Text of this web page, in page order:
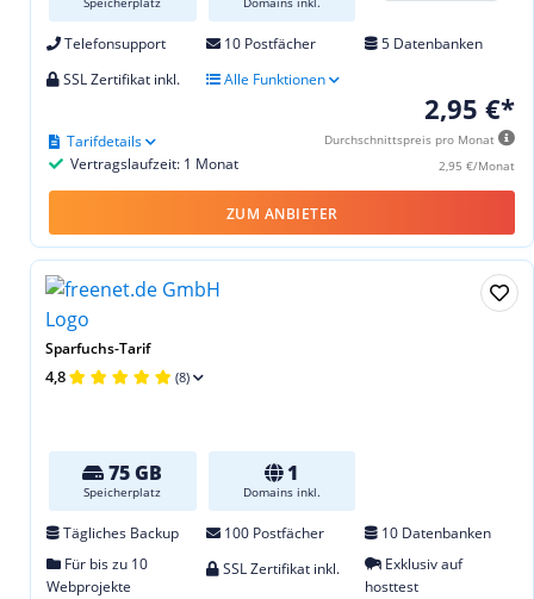
Telefonsupport 10 Postfächer
5 Datenbanken
SSL Zertifikat inkl.
Alle Funktionen
2,95 €*
Durchschnittspreis pro Monat
2,95 €/Monat
Vertragslaufzeit: 1 Monat
Tarifdetails
ZUM ANBIETER
Sparfuchs-Tarif
4,8 (8)
75 GB
Speicherplatz
1
Domains inkl.
Tägliches Backup 100 Postfächer
10 Datenbanken
Für bis zu 10
Webprojekte
SSL Zertifikat inkl.
Exklusiv auf
hosttest